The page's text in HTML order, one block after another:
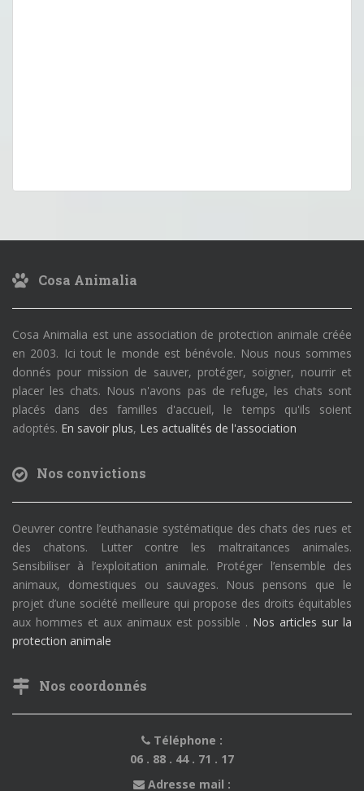
Cosa Animalia
Cosa Animalia est une association de protection animale créée
en 2003. Ici tout le monde est bénévole. Nous nous sommes
donnés pour mission de sauver, protéger, soigner, nourrir et
placer les chats. Nous n'avons pas de refuge, les chats sont
placés dans des familles d'accueil, le temps qu'ils soient
adoptés. En savoir plus, Les actualités de l'association
Nos convictions
Oeuvrer contre l’euthanasie systématique des chats des rues et
des chatons. Lutter contre les maltraitances animales.
Sensibiliser à l’exploitation animale. Protéger l’ensemble des
animaux, domestiques ou sauvages. Nous pensons que le
projet d’une société meilleure qui propose des droits équitables
aux hommes et aux animaux est possible . Nos articles sur la
protection animale
Nos coordonnés
Téléphone :
06 . 88 . 44 . 71 . 17
Adresse mail :